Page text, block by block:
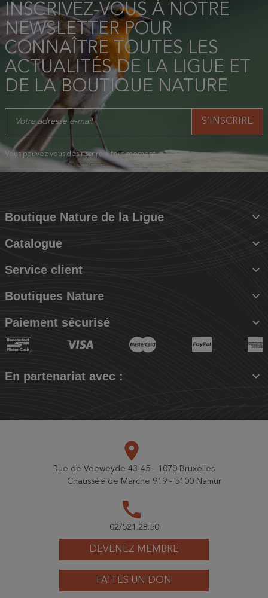
INSCRIVEZ-VOUS À NOTRE
NEWSLETTER POUR
CONNAÎTRE TOUTES LES
ACTUALITÉS DE LA LIGUE ET
DE LA BOUTIQUE NATURE
Vous pouvez vous désinscrire à tout moment.
Boutique Nature de la Ligue 
Catalogue 
Service client 
Boutiques Nature 
Paiement sécurisé 
En partenariat avec : 
DEVENEZ MEMBRE
FAITES UN DON
place
Rue de Veeweyde 43-45 - 1070 Bruxelles
Chaussée de Marche 919 - 5100 Namur
call
02/521.28.50